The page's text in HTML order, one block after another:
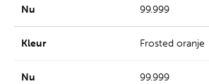
99.999
Frosted oranje
99.999